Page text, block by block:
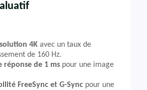
4K avec un taux de
de 160 Hz.
réponse de 1 ms pour une image
FreeSync et G-Sync pour une